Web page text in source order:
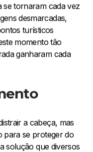
se tornaram cada vez
desmarcadas,
turísticos
momento tão
ganharam cada
a cabeça, mas
para se proteger do
solução que diversos